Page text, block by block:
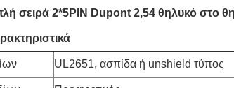
σειρά 2*5PIN Dupont 2,54 θηλυκό στο
UL2651, ασπίδα ή unshield τύπος